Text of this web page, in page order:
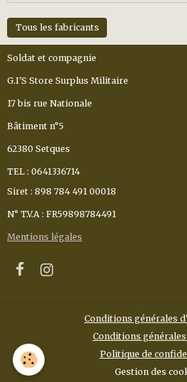
Tous les fabricants
Soldat et compagnie
G.I'S Store Surplus Militaire
17 bis rue Nationale
Bâtiment n°5
62380 Setques
TEL : 0641336714
Siret : 898 784 491 00018
N° T.V.A : FR59898784491
Mentions légales
Conditions générales
Conditions générales
Politique de
Gestion des